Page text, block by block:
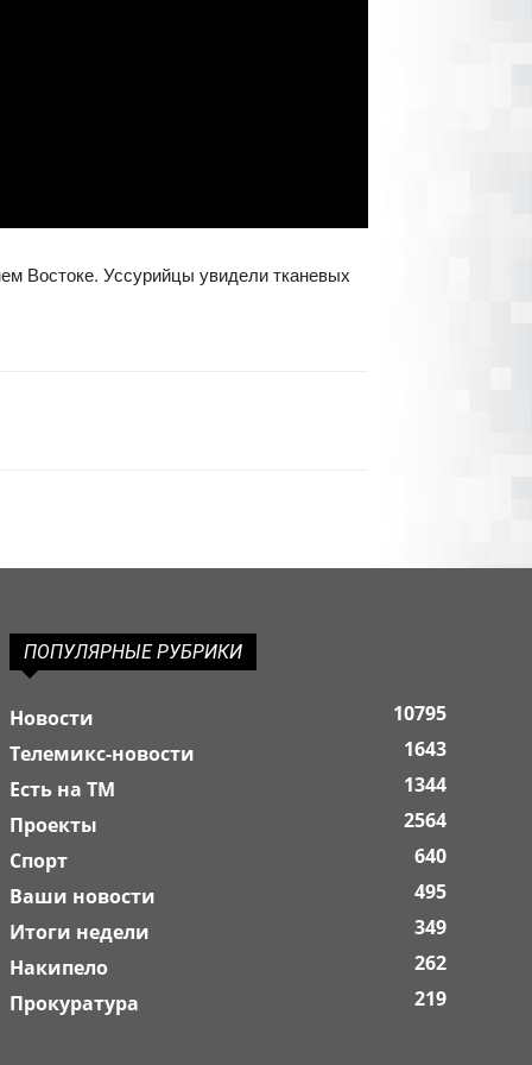
Востоке. Уссурийцы увидели тканевых
ПОПУЛЯРНЫЕ РУБРИКИ
Новости
10795
Телемикс-новости
1643
Есть на ТМ
1344
Проекты
2564
Спорт
640
Ваши новости
495
Итоги недели
349
Накипело
262
Прокуратура
219